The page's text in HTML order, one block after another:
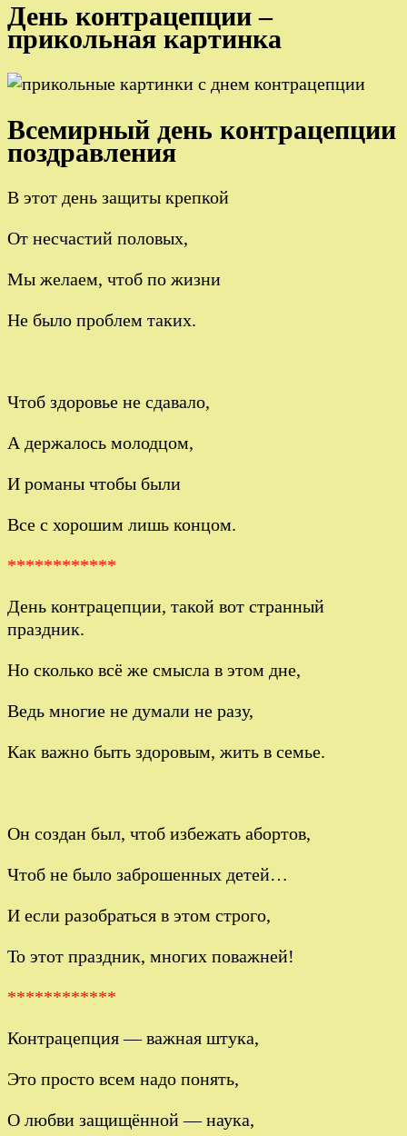
День контрацепции –
прикольная картинка
Всемирный день контрацепции
поздравления
В этот день защиты крепкой
От несчастий половых,
Мы желаем, чтоб по жизни
Не было проблем таких.
Чтоб здоровье не сдавало,
А держалось молодцом,
И романы чтобы были
Все с хорошим лишь концом.
************
День контрацепции, такой вот странный
праздник.
Но сколько всё же смысла в этом дне,
Ведь многие не думали не разу,
Как важно быть здоровым, жить в семье.
Он создан был, чтоб избежать абортов,
Чтоб не было заброшенных детей…
И если разобраться в этом строго,
То этот праздник, многих поважней!
************
Контрацепция — важная штука,
Это просто всем надо понять,
О любви защищённой — наука,